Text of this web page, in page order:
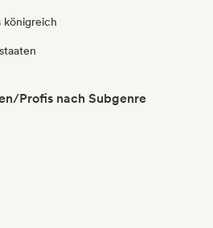
königreich
Profis nach Subgenre